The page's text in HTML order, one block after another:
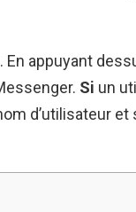
En appuyant
Si un
d’utilisateur et